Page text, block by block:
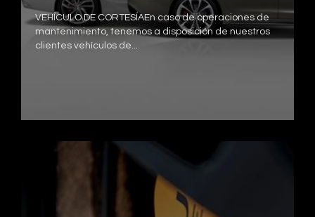
VEHÍCULO DE CORTESÍAEn caso de operaciones de
mantenimiento, tenemos a disposición de nuestros
clientes vehículos de...